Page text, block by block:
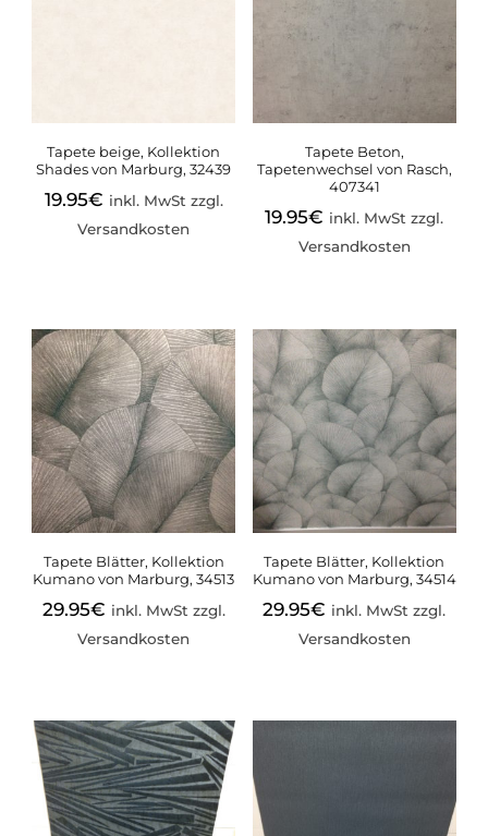
Tapete beige, Kollektion
Shades von Marburg, 32439
19.95€ inkl. MwSt zzgl.
Versandkosten
Tapete Beton,
Tapetenwechsel von Rasch,
407341
19.95€ inkl. MwSt zzgl.
Versandkosten
Tapete Blätter, Kollektion
Kumano von Marburg, 34513
29.95€ inkl. MwSt zzgl.
Versandkosten
Tapete Blätter, Kollektion
Kumano von Marburg, 34514
29.95€ inkl. MwSt zzgl.
Versandkosten